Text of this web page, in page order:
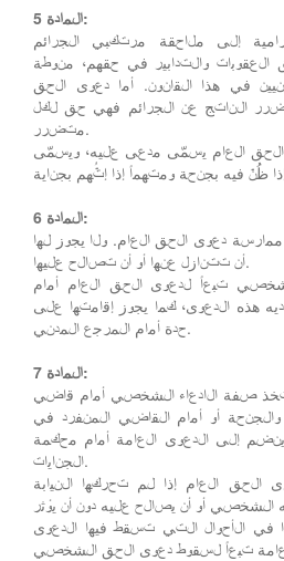
المادة 5:
إلى ملاحقة مرتكبي الجرائم
العقوبات والتدابير في حقهم، منوطة
في هذا القانون. أما دعوى الحق
الناتج عن الجرائم فهي حق لكل
متضرر.
العام يسمّى مدعى عليه، ويسمّى
المادة 6:
دعوى الحق العام. ولا يجوز لها
أن تتنازل عنها أو أن تصالح عليها.
تبعاً لدعوى الحق العام أمام
هذه الدعوى، كما يجوز إقامتها على
حدة أمام المرجع المدني.
المادة 7:
صفة الادعاء الشخصي أمام قاضي
أو أمام القاضي المنفرد في
إلى الدعوى العامة أمام محكمة
الجنايات.
الحق العام إذا لم تحركها النيابة
الشخصي أو أن يصالح عليه دون أن يؤثر
في الأحوال التي تسقط فيها الدعوى